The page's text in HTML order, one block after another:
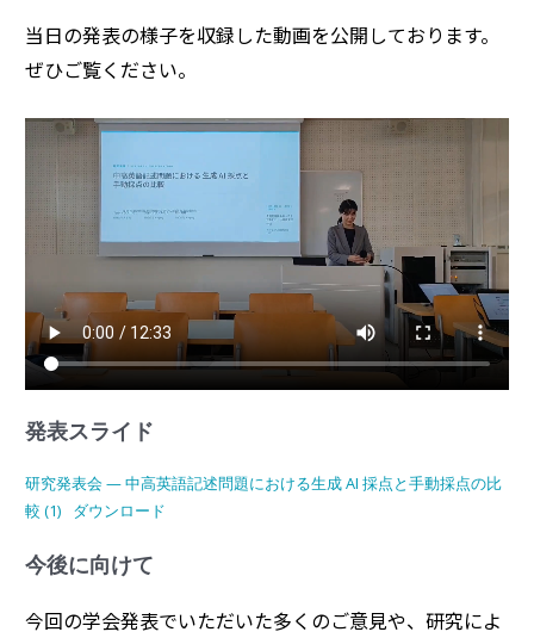
当日の発表の様子を収録した動画を公開しております。
ぜひご覧ください。
発表スライド
研究発表会 — 中高英語記述問題における生成 AI 採点と手動採点の比
較 (1)
ダウンロード
今後に向けて
今回の学会発表でいただいた多くのご意見や、研究によ